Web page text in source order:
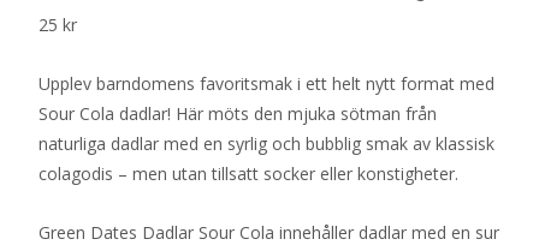
25 kr
Upplev barndomens favoritsmak i ett helt nytt format med
Sour Cola dadlar! Här möts den mjuka sötman från
naturliga dadlar med en syrlig och bubblig smak av klassisk
colagodis – men utan tillsatt socker eller konstigheter.
Green Dates Dadlar Sour Cola innehåller dadlar med en sur